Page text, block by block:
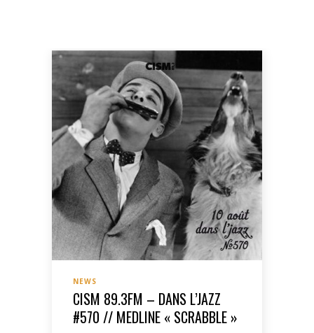
NEWS
CISM 89.3FM – DANS L’JAZZ
#570 // MEDLINE « SCRABBLE »